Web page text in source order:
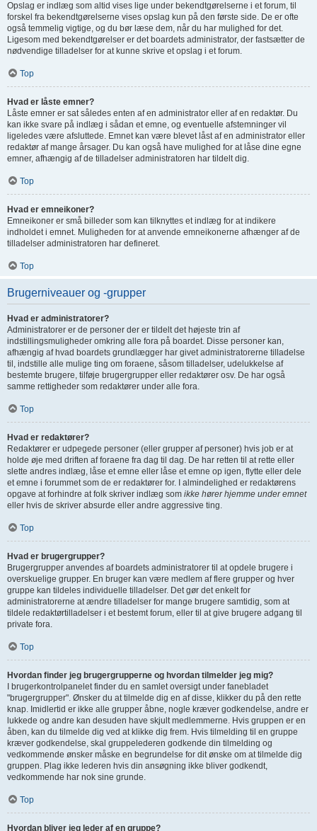
Opslag er indlæg som altid vises lige under bekendtgørelserne i et forum, til
forskel fra bekendtgørelserne vises opslag kun på den første side. De er ofte
også temmelig vigtige, og du bør læse dem, når du har mulighed for det.
Ligesom med bekendtgørelser er det boardets administrator, der fastsætter de
nødvendige tilladelser for at kunne skrive et opslag i et forum.
Top
Hvad er låste emner?
Låste emner er sat således enten af en administrator eller af en redaktør. Du
kan ikke svare på indlæg i sådan et emne, og eventuelle afstemninger vil
ligeledes være afsluttede. Emnet kan være blevet låst af en administrator eller
redaktør af mange årsager. Du kan også have mulighed for at låse dine egne
emner, afhængig af de tilladelser administratoren har tildelt dig.
Top
Hvad er emneikoner?
Emneikoner er små billeder som kan tilknyttes et indlæg for at indikere
indholdet i emnet. Muligheden for at anvende emneikonerne afhænger af de
tilladelser administratoren har defineret.
Top
Brugerniveauer og -grupper
Hvad er administratorer?
Administratorer er de personer der er tildelt det højeste trin af
indstillingsmuligheder omkring alle fora på boardet. Disse personer kan,
afhængig af hvad boardets grundlægger har givet administratorerne tilladelse
til, indstille alle mulige ting om foraene, såsom tilladelser, udelukkelse af
bestemte brugere, tilføje brugergrupper eller redaktører osv. De har også
samme rettigheder som redaktører under alle fora.
Top
Hvad er redaktører?
Redaktører er udpegede personer (eller grupper af personer) hvis job er at
holde øje med driften af foraene fra dag til dag. De har retten til at rette eller
slette andres indlæg, låse et emne eller låse et emne op igen, flytte eller dele
et emne i forummet som de er redaktører for. I almindelighed er redaktørens
opgave at forhindre at folk skriver indlæg som ikke hører hjemme under emnet
eller hvis de skriver absurde eller andre aggressive ting.
Top
Hvad er brugergrupper?
Brugergrupper anvendes af boardets administratorer til at opdele brugere i
overskuelige grupper. En bruger kan være medlem af flere grupper og hver
gruppe kan tildeles individuelle tilladelser. Det gør det enkelt for
administratorerne at ændre tilladelser for mange brugere samtidig, som at
tildele redaktørtilladelser i et bestemt forum, eller til at give brugere adgang til
private fora.
Top
Hvordan finder jeg brugergrupperne og hvordan tilmelder jeg mig?
I brugerkontrolpanelet finder du en samlet oversigt under fanebladet
"brugergrupper". Ønsker du at tilmelde dig en af disse, klikker du på den rette
knap. Imidlertid er ikke alle grupper åbne, nogle kræver godkendelse, andre er
lukkede og andre kan desuden have skjult medlemmerne. Hvis gruppen er en
åben, kan du tilmelde dig ved at klikke dig frem. Hvis tilmelding til en gruppe
kræver godkendelse, skal gruppelederen godkende din tilmelding og
vedkommende ønsker måske en begrundelse for dit ønske om at tilmelde dig
gruppen. Plag ikke lederen hvis din ansøgning ikke bliver godkendt,
vedkommende har nok sine grunde.
Top
Hvordan bliver jeg leder af en gruppe?